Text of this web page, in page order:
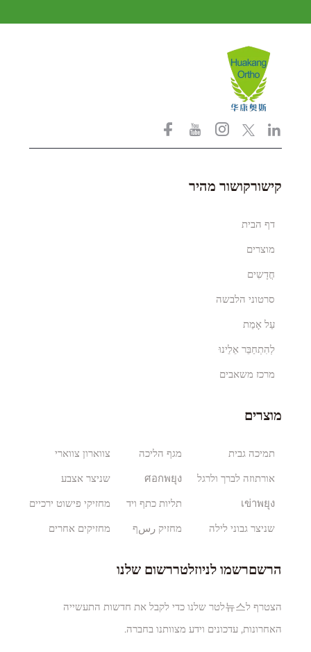
קישורקושור מהיר
דף הבית
מוצרים
חֲדָשִים
סרטוני הלבשה
עַל אָמַת
לְהִתְחַבֵּר אֵלֵינוּ
מרכז משאבים
מוצרים
תמיכה גבית
אורתוזה לברך ולרגל
เข่าพยุง
שניצר גבוני לילה
מגף הליכה
ศอกพยุง
תליות כתף ויד
מחזיק رسף
צווארון צווארי
שניצר אצבע
מחזיקי פישוט ירכיים
מחזיקים אחרים
הרשםרשמו לניוזלטררשום שלנו
הצטרף ל뉴스לטר שלנו כדי לקבל את חדשות התעשייה
האחרונות, עדכונים וידע מצוותנו בחברה.